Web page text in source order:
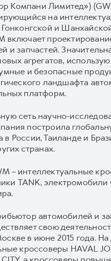
Компани Лимитед»)
на
и
включает
запчастей.
агрегатов,
и безопасные
ландшафта
платформ.
сеть научно-
построила
в России, Таиланде и
странах.
– интеллектуальные
TANK,
автомобилей и
свою
в июне 2015 года.
кроссоверы HAVAL